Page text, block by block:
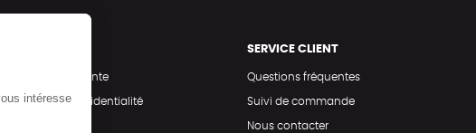
Conditions de vente
Politique de confidentialité
SERVICE CLIENT
Questions fréquentes
Suivi de commande
Nous contacter